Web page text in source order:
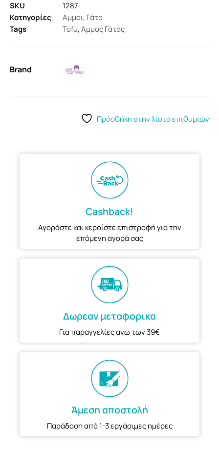
SKU
1287
Κατηγορίες
Αμμοι, Γάτα
Tags
Tofu,Άμμος Γάτας
Brand
Πρόσθήκη στην λίστα επιθυμιών
Cashback!
Αγοράστε και κερδίστε επιστροφή για την
επόμενη αγορά σας
Δωρεαν μεταφορικα
Για παραγγελίες ανω των 39€
Άμεση αποστολή
Παράδοση από 1-3 εργάσιμες ημέρες